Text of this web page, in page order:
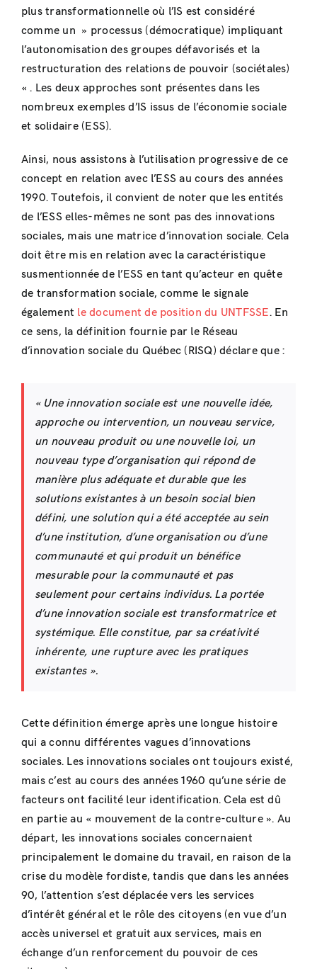
plus transformationnelle où l’IS est considéré
comme un » processus (démocratique) impliquant
l’autonomisation des groupes défavorisés et la
restructuration des relations de pouvoir (sociétales)
« . Les deux approches sont présentes dans les
nombreux exemples d’IS issus de l’économie sociale
et solidaire (ESS).
Ainsi, nous assistons à l’utilisation progressive de ce
concept en relation avec l’ESS au cours des années
1990. Toutefois, il convient de noter que les entités
de l’ESS elles-mêmes ne sont pas des innovations
sociales, mais une matrice d’innovation sociale. Cela
doit être mis en relation avec la caractéristique
susmentionnée de l’ESS en tant qu’acteur en quête
de transformation sociale, comme le signale
également le document de position du UNTFSSE. En
ce sens, la définition fournie par le Réseau
d’innovation sociale du Québec (RISQ) déclare que :
« Une innovation sociale est une nouvelle idée,
approche ou intervention, un nouveau service,
un nouveau produit ou une nouvelle loi, un
nouveau type d’organisation qui répond de
manière plus adéquate et durable que les
solutions existantes à un besoin social bien
défini, une solution qui a été acceptée au sein
d’une institution, d’une organisation ou d’une
communauté et qui produit un bénéfice
mesurable pour la communauté et pas
seulement pour certains individus. La portée
d’une innovation sociale est transformatrice et
systémique. Elle constitue, par sa créativité
inhérente, une rupture avec les pratiques
existantes ».
Cette définition émerge après une longue histoire
qui a connu différentes vagues d’innovations
sociales. Les innovations sociales ont toujours existé,
mais c’est au cours des années 1960 qu’une série de
facteurs ont facilité leur identification. Cela est dû
en partie au « mouvement de la contre-culture ». Au
départ, les innovations sociales concernaient
principalement le domaine du travail, en raison de la
crise du modèle fordiste, tandis que dans les années
90, l’attention s’est déplacée vers les services
d’intérêt général et le rôle des citoyens (en vue d’un
accès universel et gratuit aux services, mais en
échange d’un renforcement du pouvoir de ces